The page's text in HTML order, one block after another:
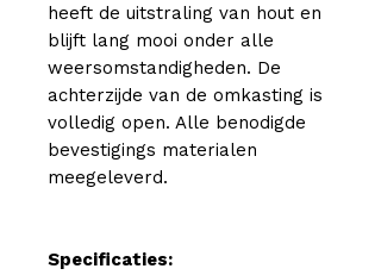
heeft de uitstraling van hout en
blijft lang mooi onder alle
weersomstandigheden. De
achterzijde van de omkasting is
volledig open. Alle benodigde
bevestigings materialen
meegeleverd.
Specificaties: